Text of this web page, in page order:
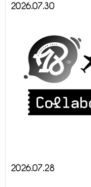
2026.07.30
2026.07.28